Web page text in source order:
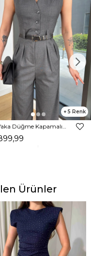
5
Ürünler